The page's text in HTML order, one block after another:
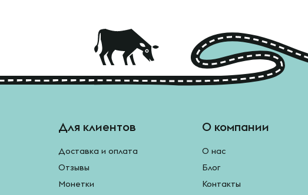
Для клиентов
Доставка и оплата
Отзывы
Монетки
О компании
О нас
Блог
Контакты